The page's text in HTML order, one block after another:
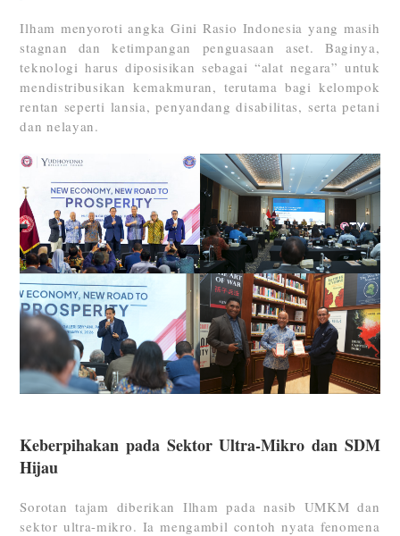
Ilham menyoroti angka Gini Rasio Indonesia yang masih
stagnan dan ketimpangan penguasaan aset. Baginya,
teknologi harus diposisikan sebagai “alat negara” untuk
mendistribusikan kemakmuran, terutama bagi kelompok
rentan seperti lansia, penyandang disabilitas, serta petani
dan nelayan.
Keberpihakan pada Sektor Ultra-Mikro dan SDM
Hijau
Sorotan tajam diberikan Ilham pada nasib UMKM dan
sektor ultra-mikro. Ia mengambil contoh nyata fenomena